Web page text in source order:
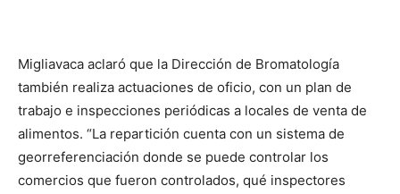
Migliavaca aclaró que la Dirección de Bromatología
también realiza actuaciones de oficio, con un plan de
trabajo e inspecciones periódicas a locales de venta de
alimentos. “La repartición cuenta con un sistema de
georreferenciación donde se puede controlar los
comercios que fueron controlados, qué inspectores